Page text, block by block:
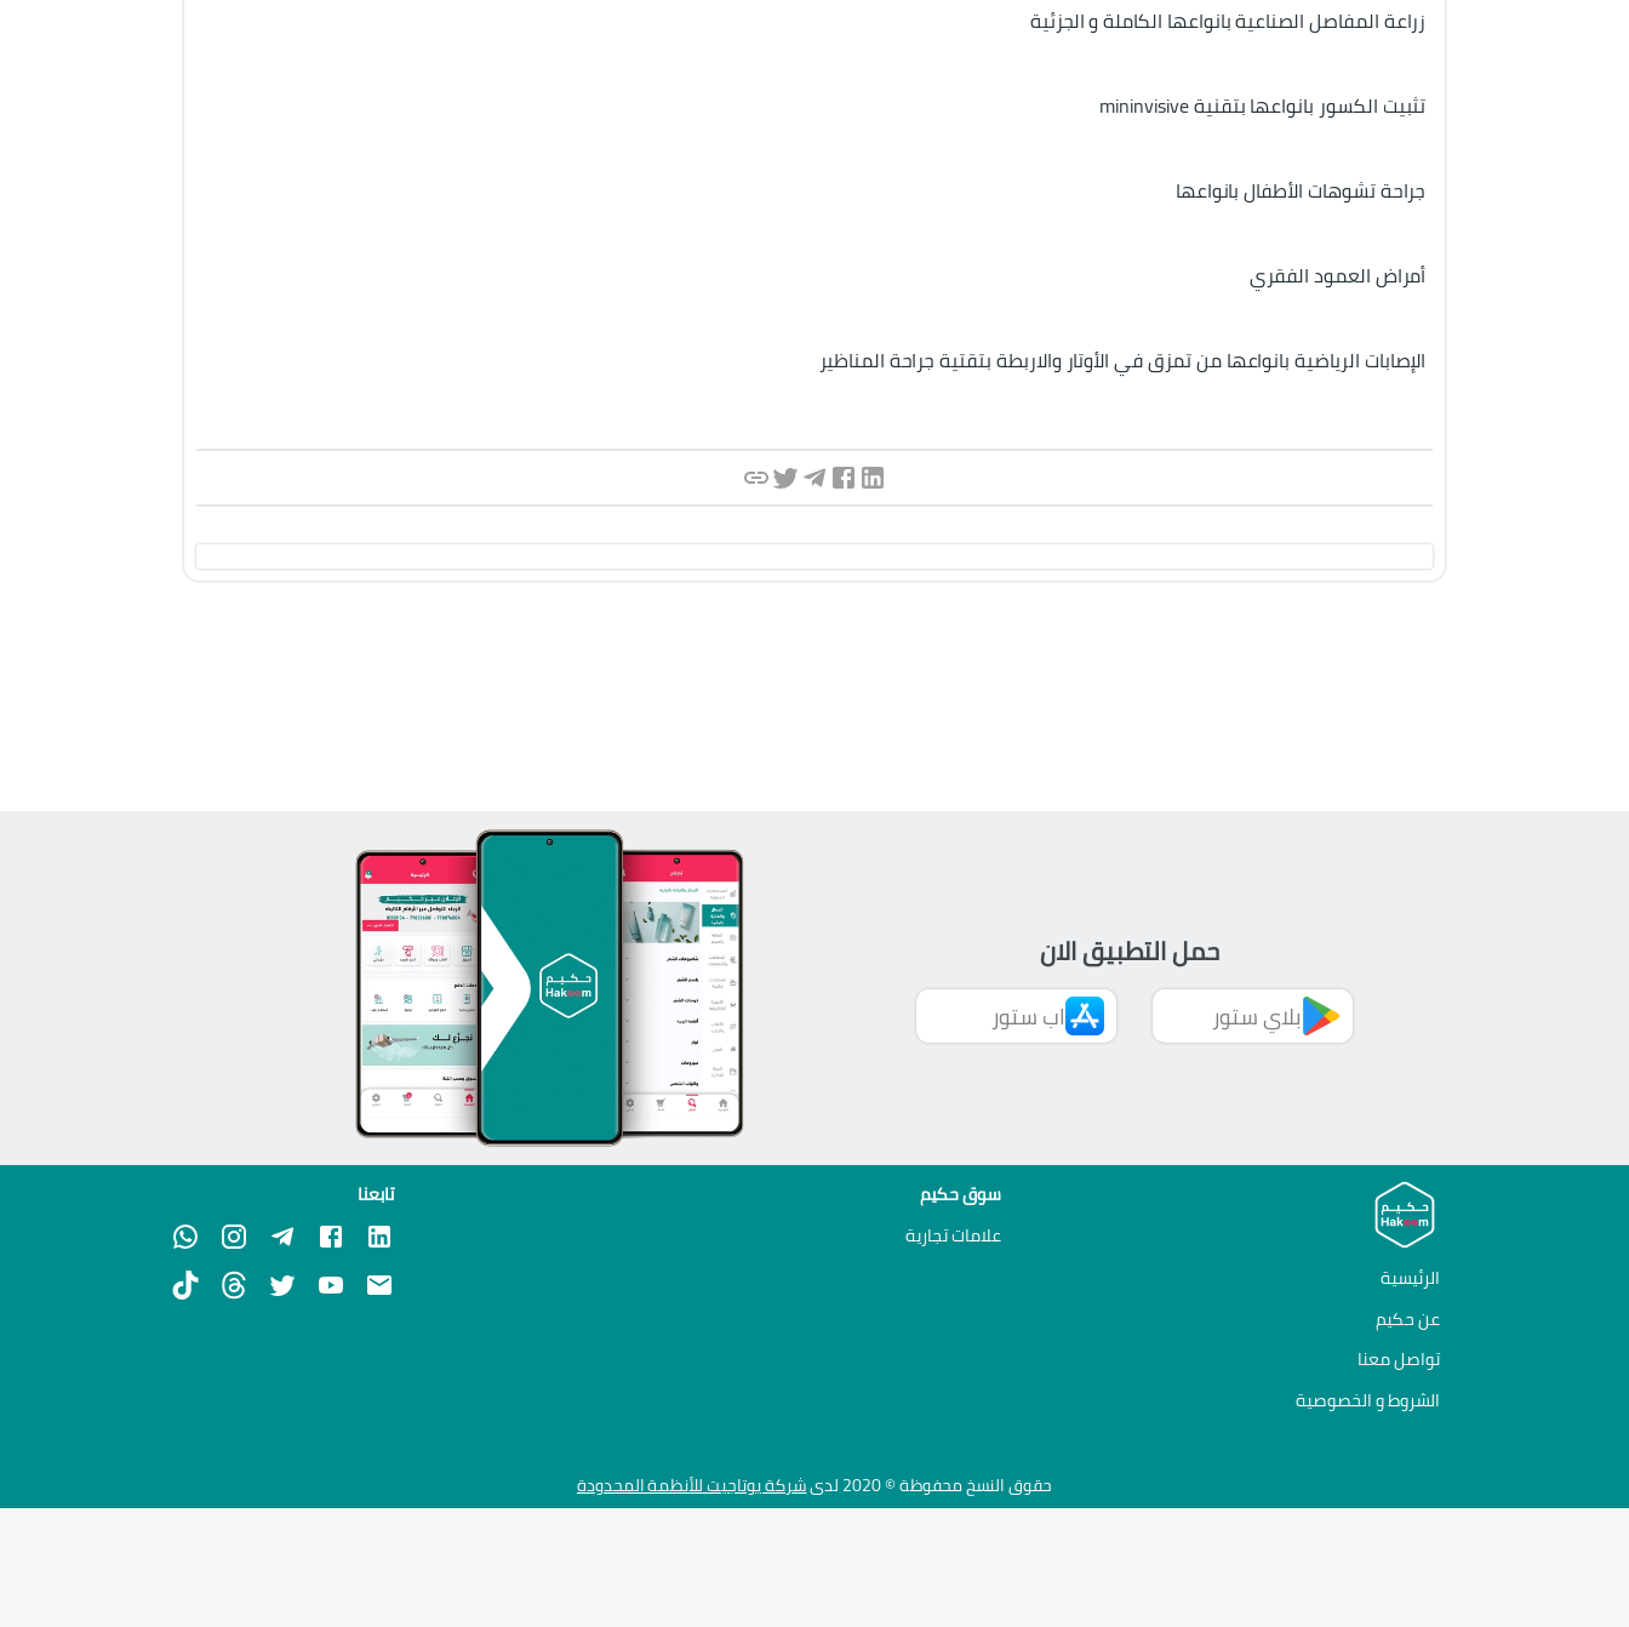
زراعة المفاصل الصناعية بانواعها الكاملة و الجزئية
تثبيت الكسور بانواعها بتقنية mininvisive
جراحة تشوهات الأطفال بانواعها
أمراض العمود الفقري
الإصابات الرياضية بانواعها من تمزق في الأوتار والاربطة بتقتية جراحة المناظير
حمل التطبيق الان
بلاي ستور اب ستور
الرئيسية
عن حكيم
تواصل معنا
الشروط و الخصوصية
سوق حكيم
علامات تجارية
تابعنا
حقوق النسخ محفوظة © 2020 لدى شركة يوتاجيت للأنظمة المحدودة